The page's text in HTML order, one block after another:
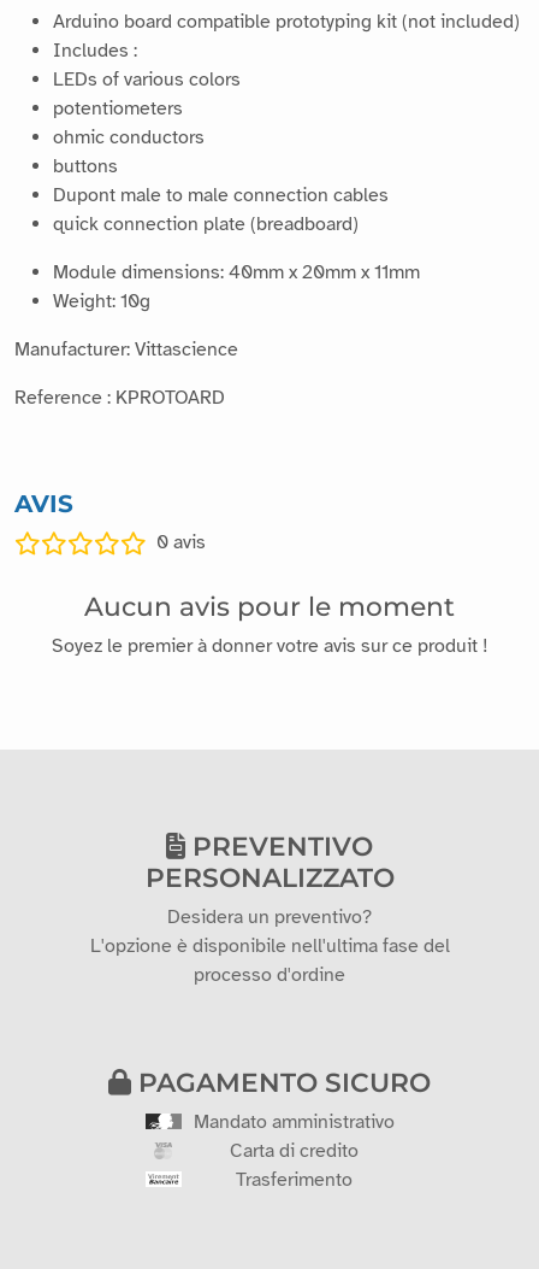
Arduino board compatible prototyping kit (not included)
Includes :
LEDs of various colors
potentiometers
ohmic conductors
buttons
Dupont male to male connection cables
quick connection plate (breadboard)
Module dimensions: 40mm x 20mm x 11mm
Weight: 10g
Manufacturer: Vittascience
Reference : KPROTOARD
AVIS
0 avis
Aucun avis pour le moment
Soyez le premier à donner votre avis sur ce produit !
PREVENTIVO
PERSONALIZZATO
Desidera un preventivo?
L'opzione è disponibile nell'ultima fase del
processo d'ordine
PAGAMENTO SICURO
Mandato amministrativo
Carta di credito
Trasferimento